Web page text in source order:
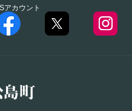
アカウント